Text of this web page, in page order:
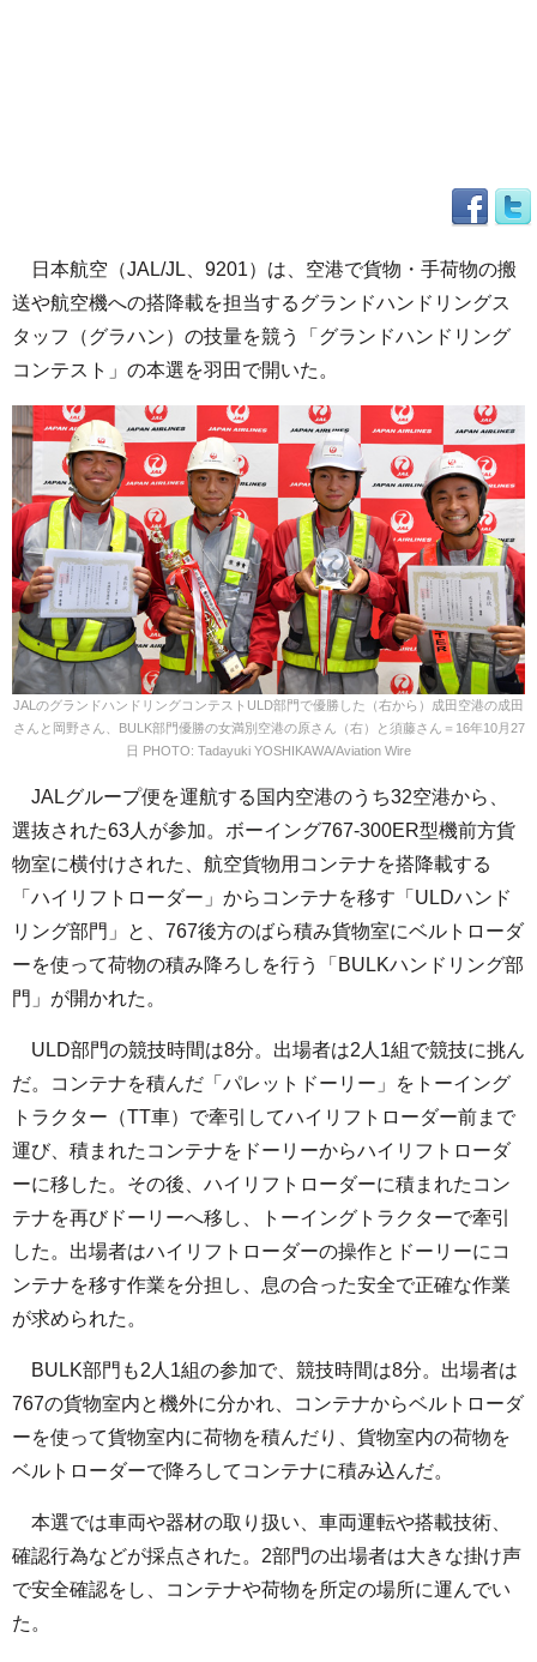
日本航空（JAL/JL、9201）は、空港で貨物・手荷物の搬
送や航空機への搭降載を担当するグランドハンドリングス
タッフ（グラハン）の技量を競う「グランドハンドリング
コンテスト」の本選を羽田で開いた。
JALのグランドハンドリングコンテストULD部門で優勝した（右から）成田空港の成田
さんと岡野さん、BULK部門優勝の女満別空港の原さん（右）と須藤さん＝16年10月27
日 PHOTO: Tadayuki YOSHIKAWA/Aviation Wire
JALグループ便を運航する国内空港のうち32空港から、
選抜された63人が参加。ボーイング767-300ER型機前方貨
物室に横付けされた、航空貨物用コンテナを搭降載する
「ハイリフトローダー」からコンテナを移す「ULDハンド
リング部門」と、767後方のばら積み貨物室にベルトローダ
ーを使って荷物の積み降ろしを行う「BULKハンドリング部
門」が開かれた。
ULD部門の競技時間は8分。出場者は2人1組で競技に挑ん
だ。コンテナを積んだ「パレットドーリー」をトーイング
トラクター（TT車）で牽引してハイリフトローダー前まで
運び、積まれたコンテナをドーリーからハイリフトローダ
ーに移した。その後、ハイリフトローダーに積まれたコン
テナを再びドーリーへ移し、トーイングトラクターで牽引
した。出場者はハイリフトローダーの操作とドーリーにコ
ンテナを移す作業を分担し、息の合った安全で正確な作業
が求められた。
BULK部門も2人1組の参加で、競技時間は8分。出場者は
767の貨物室内と機外に分かれ、コンテナからベルトローダ
ーを使って貨物室内に荷物を積んだり、貨物室内の荷物を
ベルトローダーで降ろしてコンテナに積み込んだ。
本選では車両や器材の取り扱い、車両運転や搭載技術、
確認行為などが採点された。2部門の出場者は大きな掛け声
で安全確認をし、コンテナや荷物を所定の場所に運んでい
た。